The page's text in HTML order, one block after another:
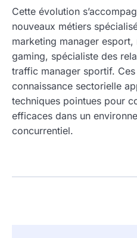
Cette évolution
nouveaux métiers
marketing manager
gaming, spécialiste des
traffic manager sportif.
connaissance sectorielle
techniques pointues pour
efficaces dans un
concurrentiel.